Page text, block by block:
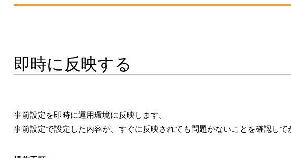
即時に反映する
事前設定を即時に運用環境に反映します。
事前設定で設定した内容が、すぐに反映されても問題がないことを確認し